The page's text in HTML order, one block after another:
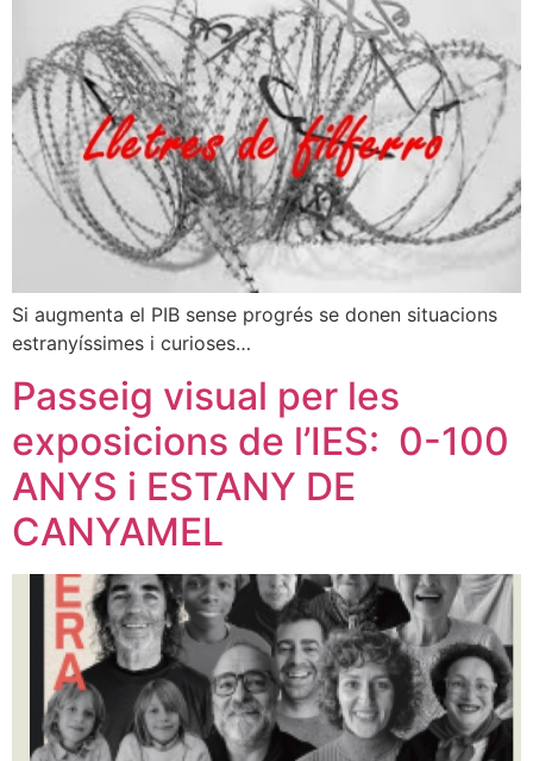
Si augmenta el PIB sense progrés se donen situacions
estranyíssimes i curioses…
Passeig visual per les
exposicions de l’IES: 0-100
ANYS i ESTANY DE
CANYAMEL